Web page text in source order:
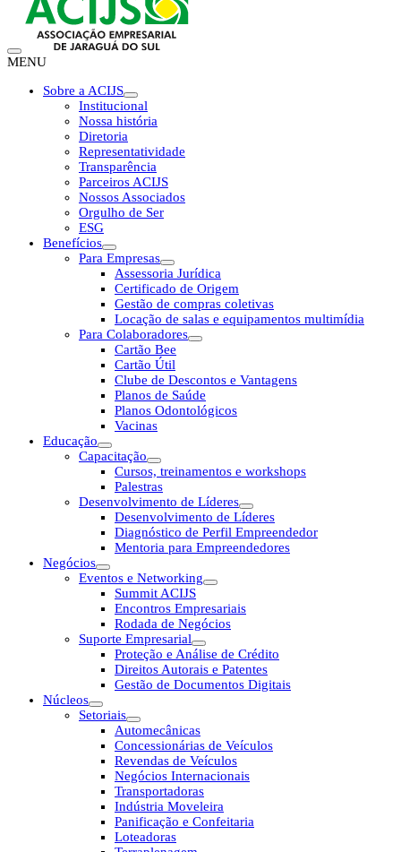
MENU
Sobre a ACIJS
Institucional
Nossa história
Diretoria
Representatividade
Transparência
Parceiros ACIJS
Nossos Associados
Orgulho de Ser
ESG
Benefícios
Para Empresas
Assessoria Jurídica
Certificado de Origem
Gestão de compras coletivas
Locação de salas e equipamentos multimídia
Para Colaboradores
Cartão Bee
Cartão Útil
Clube de Descontos e Vantagens
Planos de Saúde
Planos Odontológicos
Vacinas
Educação
Capacitação
Cursos, treinamentos e workshops
Palestras
Desenvolvimento de Líderes
Desenvolvimento de Líderes
Diagnóstico de Perfil Empreendedor
Mentoria para Empreendedores
Negócios
Eventos e Networking
Summit ACIJS
Encontros Empresariais
Rodada de Negócios
Suporte Empresarial
Proteção e Análise de Crédito
Direitos Autorais e Patentes
Gestão de Documentos Digitais
Núcleos
Setoriais
Automecânicas
Concessionárias de Veículos
Revendas de Veículos
Negócios Internacionais
Transportadoras
Indústria Moveleira
Panificação e Confeitaria
Loteadoras